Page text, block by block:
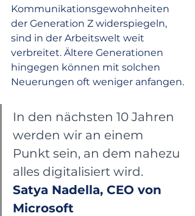
Kommunikationsgewohnheiten
der Generation Z widerspiegeln,
sind in der Arbeitswelt weit
verbreitet. Ältere Generationen
hingegen können mit solchen
Neuerungen oft weniger anfangen.
In den nächsten 10 Jahren
werden wir an einem
Punkt sein, an dem nahezu
alles digitalisiert wird.
Satya Nadella, CEO von
Microsoft